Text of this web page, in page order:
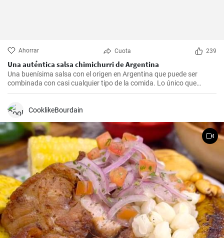
Ahorrar Cuota 239
Una auténtica salsa chimichurri de Argentina
Una buenísima salsa con el origen en Argentina que puede ser
combinada con casi cualquier tipo de la comida. Lo único que
debería hacer es seguir la receta presente.
CooklikeBourdain